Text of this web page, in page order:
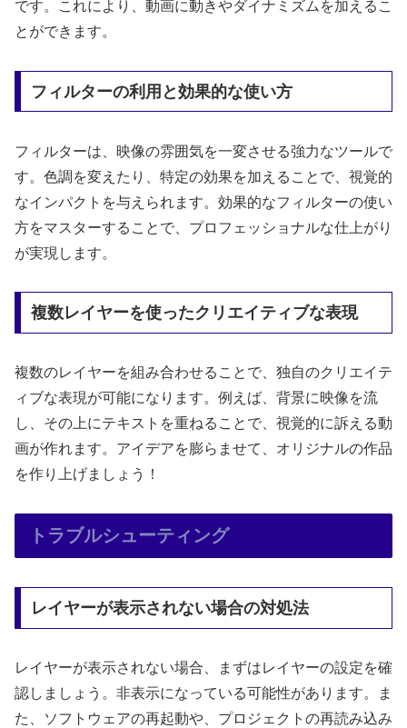
です。これにより、動画に動きやダイナミズムを加えるこ
とができます。
フィルターの利用と効果的な使い方
フィルターは、映像の雰囲気を一変させる強力なツールで
す。色調を変えたり、特定の効果を加えることで、視覚的
なインパクトを与えられます。効果的なフィルターの使い
方をマスターすることで、プロフェッショナルな仕上がり
が実現します。
複数レイヤーを使ったクリエイティブな表現
複数のレイヤーを組み合わせることで、独自のクリエイテ
ィブな表現が可能になります。例えば、背景に映像を流
し、その上にテキストを重ねることで、視覚的に訴える動
画が作れます。アイデアを膨らませて、オリジナルの作品
を作り上げましょう！
トラブルシューティング
レイヤーが表示されない場合の対処法
レイヤーが表示されない場合、まずはレイヤーの設定を確
認しましょう。非表示になっている可能性があります。ま
た、ソフトウェアの再起動や、プロジェクトの再読み込み